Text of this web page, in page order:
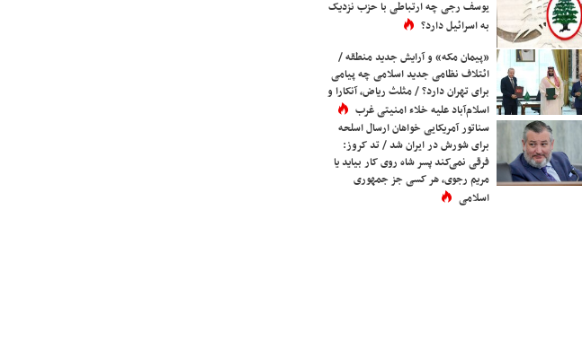
یوسف رجی چه ارتباطی با حزب نزدیک
به اسرائیل دارد؟
«پیمان مکه» و آرایش جدید منطقه /
ائتلاف نظامی جدید اسلامی چه پیامی
برای تهران دارد؟ / مثلث ریاض، آنکارا و
اسلام‌آباد علیه خلاء امنیتی غرب
سناتور آمریکایی خواهان ارسال اسلحه
برای شورش در ایران شد / تد کروز:
فرقی نمی‌کند پسر شاه روی کار بیاید یا
مریم رجوی، هر کسی جز جمهوری
اسلامی